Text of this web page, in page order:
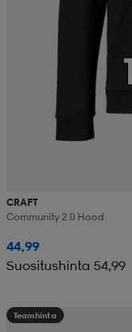
CRAFT
Community 2.0 Hood
44,99
Suositushinta 54,99
Teamhinta